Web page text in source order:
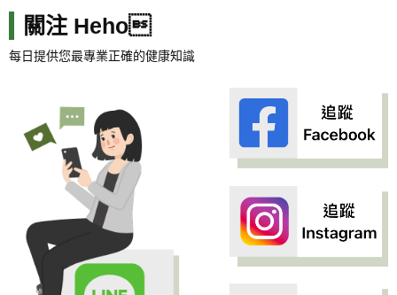
關注 Heho
每日提供您最專業正確的健康知識